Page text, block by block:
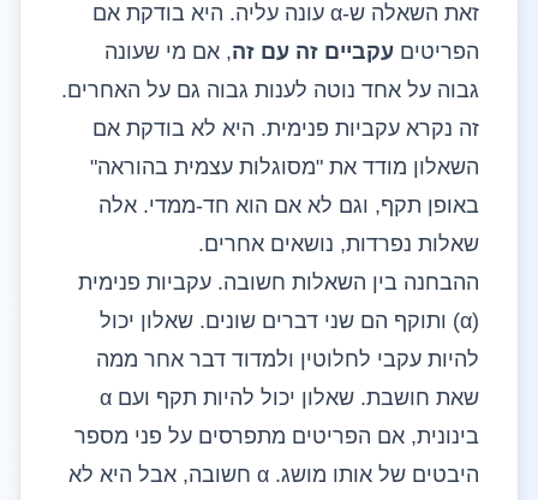
זאת השאלה ש-α עונה עליה. היא בודקת אם
הפריטים עקביים זה עם זה, אם מי שעונה
גבוה על אחד נוטה לענות גבוה גם על האחרים.
זה נקרא עקביות פנימית. היא לא בודקת אם
השאלון מודד את "מסוגלות עצמית בהוראה"
באופן תקף, וגם לא אם הוא חד-ממדי. אלה
שאלות נפרדות, נושאים אחרים.
ההבחנה בין השאלות חשובה. עקביות פנימית
(α) ותוקף הם שני דברים שונים. שאלון יכול
להיות עקבי לחלוטין ולמדוד דבר אחר ממה
שאת חושבת. שאלון יכול להיות תקף ועם α
בינונית, אם הפריטים מתפרסים על פני מספר
היבטים של אותו מושג. α חשובה, אבל היא לא